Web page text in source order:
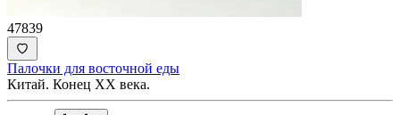
47839
Палочки для восточной еды
Китай. Конец ХХ века.